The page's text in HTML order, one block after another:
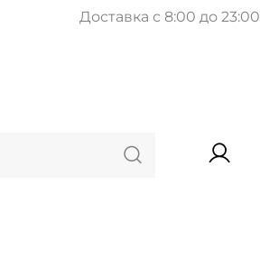
Доставка с 8:00 до 23:00